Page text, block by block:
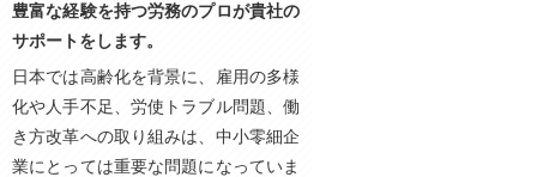
豊富な経験を持つ労務のプロが貴社の
サポートをします。
日本では高齢化を背景に、雇用の多様
化や人手不足、労使トラブル問題、働
き方改革への取り組みは、中小零細企
業にとっては重要な問題になっていま